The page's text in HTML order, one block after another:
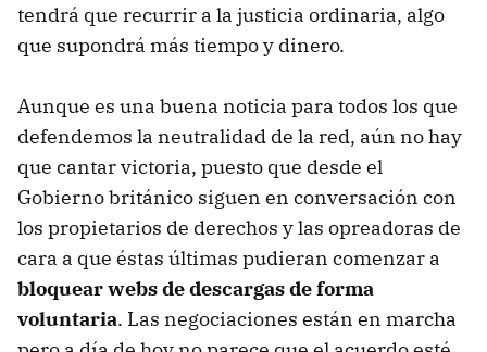
tendrá que recurrir a la justicia ordinaria, algo
que supondrá más tiempo y dinero.
Aunque es una buena noticia para todos los que
defendemos la neutralidad de la red, aún no hay
que cantar victoria, puesto que desde el
Gobierno británico siguen en conversación con
los propietarios de derechos y las opreadoras de
cara a que éstas últimas pudieran comenzar a
bloquear webs de descargas de forma
voluntaria. Las negociaciones están en marcha